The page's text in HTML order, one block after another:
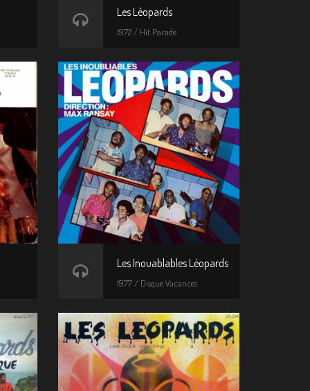
Les Léopards
1972 / Hit Parade
Les Inouablables Léopards
1977 / Disque Vacances